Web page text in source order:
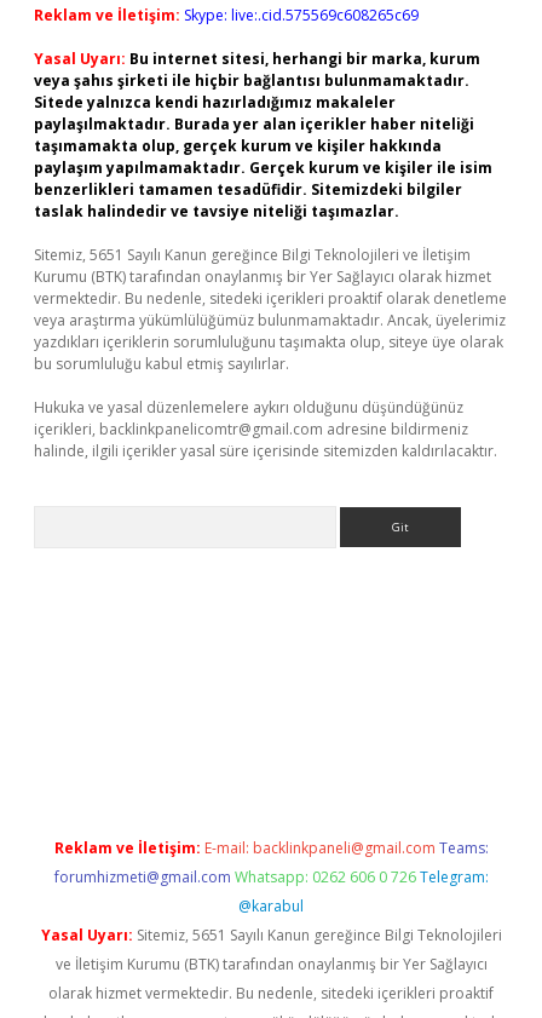
Reklam ve İletişim: Skype: live:.cid.575569c608265c69
Yasal Uyarı: Bu internet sitesi, herhangi bir marka, kurum
veya şahıs şirketi ile hiçbir bağlantısı bulunmamaktadır.
Sitede yalnızca kendi hazırladığımız makaleler
paylaşılmaktadır. Burada yer alan içerikler haber niteliği
taşımamakta olup, gerçek kurum ve kişiler hakkında
paylaşım yapılmamaktadır. Gerçek kurum ve kişiler ile isim
benzerlikleri tamamen tesadüfidir. Sitemizdeki bilgiler
taslak halindedir ve tavsiye niteliği taşımazlar.
Sitemiz, 5651 Sayılı Kanun gereğince Bilgi Teknolojileri ve İletişim
Kurumu (BTK) tarafından onaylanmış bir Yer Sağlayıcı olarak hizmet
vermektedir. Bu nedenle, sitedeki içerikleri proaktif olarak denetleme
veya araştırma yükümlülüğümüz bulunmamaktadır. Ancak, üyelerimiz
yazdıkları içeriklerin sorumluluğunu taşımakta olup, siteye üye olarak
bu sorumluluğu kabul etmiş sayılırlar.
Hukuka ve yasal düzenlemelere aykırı olduğunu düşündüğünüz
içerikleri, backlinkpanelicomtr@gmail.com adresine bildirmeniz
halinde, ilgili içerikler yasal süre içerisinde sitemizden kaldırılacaktır.
Reklam ve İletişim: E-mail: backlinkpaneli@gmail.com Teams:
forumhizmeti@gmail.com Whatsapp: 0262 606 0 726 Telegram:
@karabul
Yasal Uyarı: Sitemiz, 5651 Sayılı Kanun gereğince Bilgi Teknolojileri
ve İletişim Kurumu (BTK) tarafından onaylanmış bir Yer Sağlayıcı
olarak hizmet vermektedir. Bu nedenle, sitedeki içerikleri proaktif